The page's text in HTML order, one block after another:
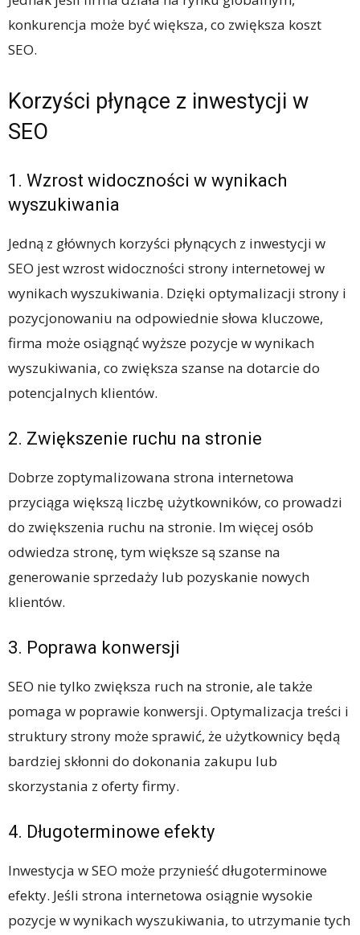
konkurencja może być większa, co zwiększa koszt
SEO.
Korzyści płynące z inwestycji w
SEO
1. Wzrost widoczności w wynikach
wyszukiwania
Jedną z głównych korzyści płynących z inwestycji w
SEO jest wzrost widoczności strony internetowej w
wynikach wyszukiwania. Dzięki optymalizacji strony i
pozycjonowaniu na odpowiednie słowa kluczowe,
firma może osiągnąć wyższe pozycje w wynikach
wyszukiwania, co zwiększa szanse na dotarcie do
potencjalnych klientów.
2. Zwiększenie ruchu na stronie
Dobrze zoptymalizowana strona internetowa
przyciąga większą liczbę użytkowników, co prowadzi
do zwiększenia ruchu na stronie. Im więcej osób
odwiedza stronę, tym większe są szanse na
generowanie sprzedaży lub pozyskanie nowych
klientów.
3. Poprawa konwersji
SEO nie tylko zwiększa ruch na stronie, ale także
pomaga w poprawie konwersji. Optymalizacja treści i
struktury strony może sprawić, że użytkownicy będą
bardziej skłonni do dokonania zakupu lub
skorzystania z oferty firmy.
4. Długoterminowe efekty
Inwestycja w SEO może przynieść długoterminowe
efekty. Jeśli strona internetowa osiągnie wysokie
pozycje w wynikach wyszukiwania, to utrzymanie tych